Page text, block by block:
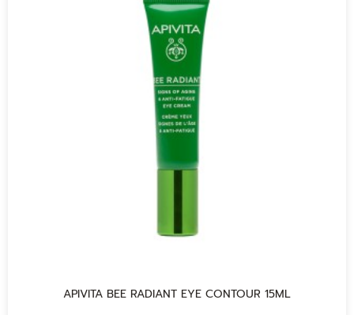
APIVITA BEE RADIANT EYE CONTOUR 15ML